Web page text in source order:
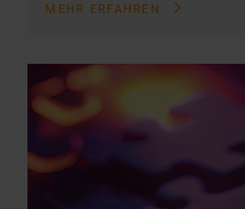
MEHR ERFAHREN